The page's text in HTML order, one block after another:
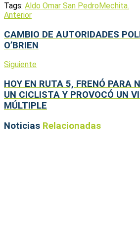
Tags: Aldo Omar San PedroMechita.
Anterior
CAMBIO DE AUTORIDADES
O’BRIEN
Siguiente
HOY EN RUTA 5, FRENÓ PARA
UN CICLISTA Y PROVOCÓ UN
MÚLTIPLE
Noticias Relacionadas